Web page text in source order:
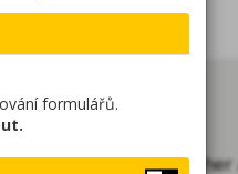
plnou pohybu,
formulářů.